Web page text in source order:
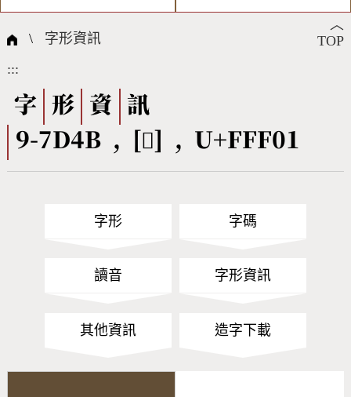
國際字碼相關組織
筆畫查詢
筆順序查詢
CNS查詢 Unicode查詢
全字庫授權 轉碼Web Service
個人電腦造字處理工具
字形下載
問題集
熱門查詢統計
︿
TOP
\ 字形資訊
:::
字 形 資
訊
9-7D4B , [󿼁] , U+FFF01
字形 字碼
讀音 字形資訊
其他資訊 造字下載